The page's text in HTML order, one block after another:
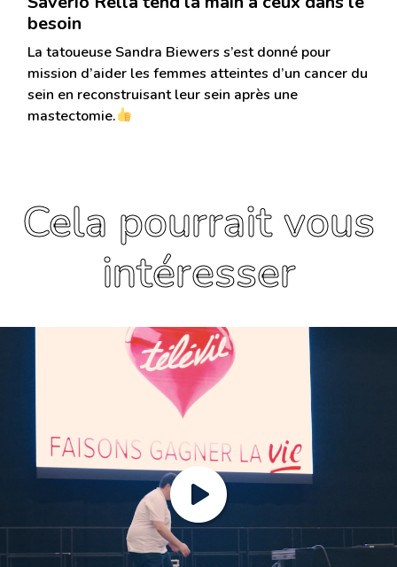
besoin
La tatoueuse Sandra Biewers s’est donné pour
mission d’aider les femmes atteintes d’un cancer du
sein en reconstruisant leur sein après une
mastectomie.
Cela pourrait vous
intéresser